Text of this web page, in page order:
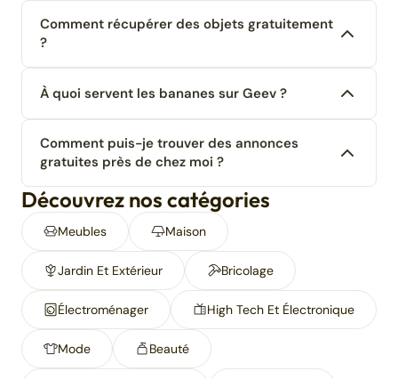
Comment récupérer des objets gratuitement
?
À quoi servent les bananes sur Geev ?
Comment puis-je trouver des annonces
gratuites près de chez moi ?
Découvrez nos catégories
Meubles Maison
Jardin Et Extérieur Bricolage
Électroménager High Tech Et Électronique
Mode Beauté